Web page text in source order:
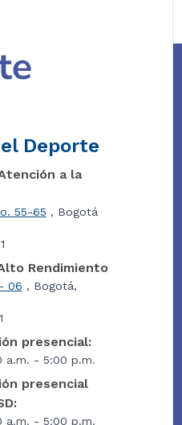
Deporte
a la
55-65 , Bogotá
Rendimiento
06 , Bogotá,
presencial:
a.m. - 5:00 p.m.
presencial
a.m. - 5:00 p.m.